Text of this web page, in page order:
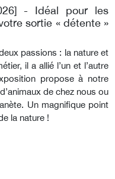
-
Idéal pour les
sortie « détente »
passions : la nature et
il a allié l’un et l’autre
propose à notre
de chez nous ou
Un magnifique point
la nature !